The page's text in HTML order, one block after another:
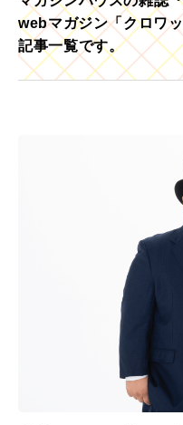
webマガジン「クロワ
記事一覧です。